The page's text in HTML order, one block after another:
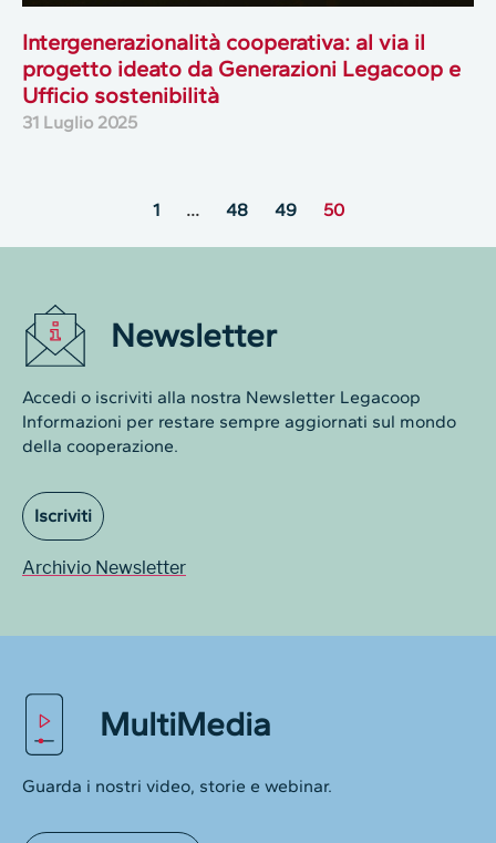
Intergenerazionalità cooperativa: al via il
progetto ideato da Generazioni Legacoop e
Ufficio sostenibilità
31 Luglio 2025
1 … 48 49 50
Newsletter
Accedi o iscriviti alla nostra Newsletter Legacoop
Informazioni per restare sempre aggiornati sul mondo
della cooperazione.
Iscriviti
Archivio Newsletter
MultiMedia
Guarda i nostri video, storie e webinar.